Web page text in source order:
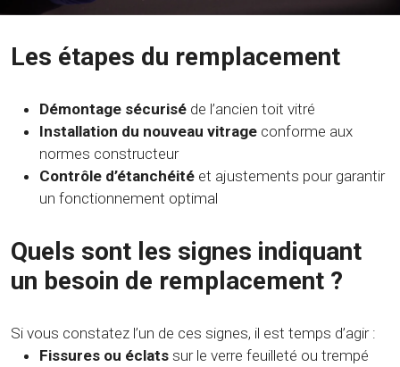
Les étapes du remplacement
Démontage sécurisé de l’ancien toit vitré
Installation du nouveau vitrage conforme aux
normes constructeur
Contrôle d’étanchéité et ajustements pour garantir
un fonctionnement optimal
Quels sont les signes indiquant
un besoin de remplacement ?
Si vous constatez l’un de ces signes, il est temps d’agir :
Fissures ou éclats sur le verre feuilleté ou trempé